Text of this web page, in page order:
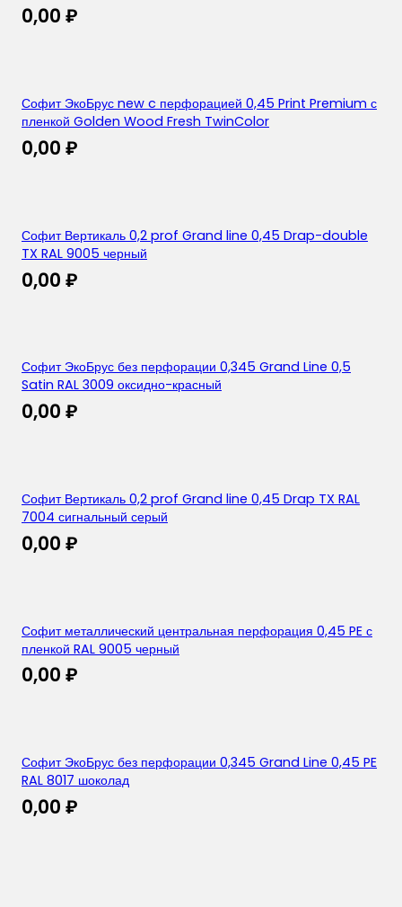
0,00 ₽
Софит ЭкоБрус new c перфорацией 0,45 Print Premium с
пленкой Golden Wood Fresh TwinColor
0,00 ₽
Софит Вертикаль 0,2 prof Grand line 0,45 Drap-double
TX RAL 9005 черный
0,00 ₽
Софит ЭкоБрус без перфорации 0,345 Grand Line 0,5
Satin RAL 3009 оксидно-красный
0,00 ₽
Софит Вертикаль 0,2 prof Grand line 0,45 Drap TX RAL
7004 сигнальный серый
0,00 ₽
Софит металлический центральная перфорация 0,45 PE с
пленкой RAL 9005 черный
0,00 ₽
Софит ЭкоБрус без перфорации 0,345 Grand Line 0,45 PE
RAL 8017 шоколад
0,00 ₽